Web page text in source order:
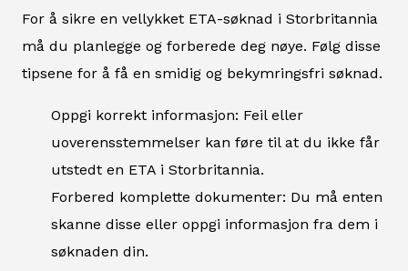
For å sikre en vellykket ETA-søknad i Storbritannia
må du planlegge og forberede deg nøye. Følg disse
tipsene for å få en smidig og bekymringsfri søknad.
Oppgi korrekt informasjon: Feil eller
uoverensstemmelser kan føre til at du ikke får
utstedt en ETA i Storbritannia.
Forbered komplette dokumenter: Du må enten
skanne disse eller oppgi informasjon fra dem i
søknaden din.